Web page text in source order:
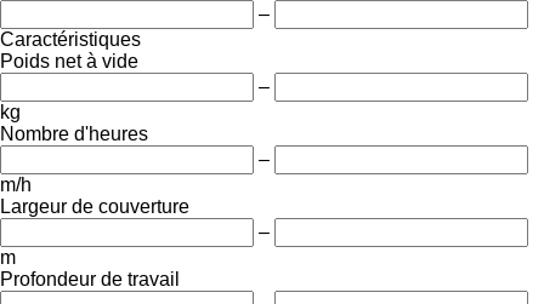
–
Caractéristiques
Poids net à vide
–
kg
Nombre d'heures
–
m/h
Largeur de couverture
–
m
Profondeur de travail